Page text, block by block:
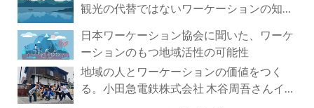
観光の代替ではないワーケーションの知ら
日本ワーケーション協会に聞いた、ワーケ
ーションのもつ地域活性の可能性
地域の人とワーケーションの価値をつく
る。小田急電鉄株式会社 木谷周吾さんイン